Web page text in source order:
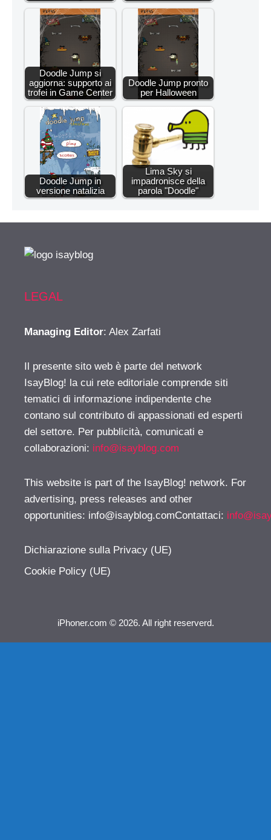
Doodle Jump si
aggiorna: supporto ai
trofei in Game Center
Doodle Jump pronto
per Halloween
Doodle Jump in
versione natalizia
Lima Sky si
impadronisce della
parola "Doodle"
LEGAL
Managing Editor: Alex Zarfati
Il presente sito web è parte del network
IsayBlog! la cui rete editoriale comprende siti
tematici di informazione indipendente che
contano sul contributo di appassionati ed esperti
del settore. Per pubblicità, comunicati e
collaborazioni: info@isayblog.com
This website is part of the IsayBlog! network. For
advertising, press releases and other
opportunities: info@isayblog.comContattaci:
Dichiarazione sulla Privacy (UE)
Cookie Policy (UE)
iPhoner.com © 2026. All right reserverd.